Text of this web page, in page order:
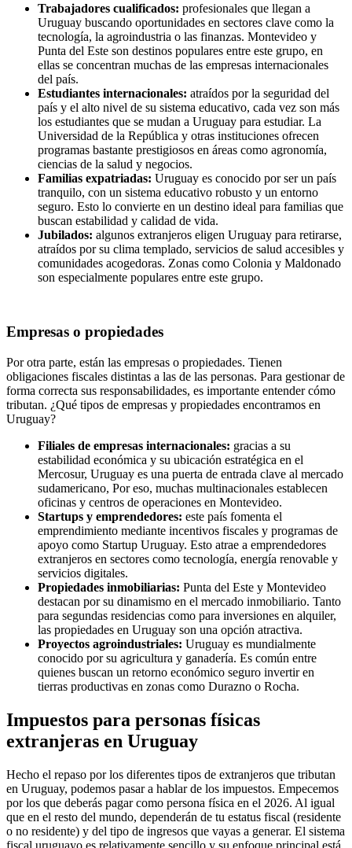
Trabajadores cualificados: profesionales que llegan a
Uruguay buscando oportunidades en sectores clave como la
tecnología, la agroindustria o las finanzas. Montevideo y
Punta del Este son destinos populares entre este grupo, en
ellas se concentran muchas de las empresas internacionales
del país.
Estudiantes internacionales: atraídos por la seguridad del
país y el alto nivel de su sistema educativo, cada vez son más
los estudiantes que se mudan a Uruguay para estudiar. La
Universidad de la República y otras instituciones ofrecen
programas bastante prestigiosos en áreas como agronomía,
ciencias de la salud y negocios.
Familias expatriadas: Uruguay es conocido por ser un país
tranquilo, con un sistema educativo robusto y un entorno
seguro. Esto lo convierte en un destino ideal para familias que
buscan estabilidad y calidad de vida.
Jubilados: algunos extranjeros eligen Uruguay para retirarse,
atraídos por su clima templado, servicios de salud accesibles y
comunidades acogedoras. Zonas como Colonia y Maldonado
son especialmente populares entre este grupo.
Empresas o propiedades
Por otra parte, están las empresas o propiedades. Tienen
obligaciones fiscales distintas a las de las personas. Para gestionar de
forma correcta sus responsabilidades, es importante entender cómo
tributan. ¿Qué tipos de empresas y propiedades encontramos en
Uruguay?
Filiales de empresas internacionales: gracias a su
estabilidad económica y su ubicación estratégica en el
Mercosur, Uruguay es una puerta de entrada clave al mercado
sudamericano, Por eso, muchas multinacionales establecen
oficinas y centros de operaciones en Montevideo.
Startups y emprendedores: este país fomenta el
emprendimiento mediante incentivos fiscales y programas de
apoyo como Startup Uruguay. Esto atrae a emprendedores
extranjeros en sectores como tecnología, energía renovable y
servicios digitales.
Propiedades inmobiliarias: Punta del Este y Montevideo
destacan por su dinamismo en el mercado inmobiliario. Tanto
para segundas residencias como para inversiones en alquiler,
las propiedades en Uruguay son una opción atractiva.
Proyectos agroindustriales: Uruguay es mundialmente
conocido por su agricultura y ganadería. Es común entre
quienes buscan un retorno económico seguro invertir en
tierras productivas en zonas como Durazno o Rocha.
Impuestos para personas físicas
extranjeras en Uruguay
Hecho el repaso por los diferentes tipos de extranjeros que tributan
en Uruguay, podemos pasar a hablar de los impuestos. Empecemos
por los que deberás pagar como persona física en el 2026. Al igual
que en el resto del mundo, dependerán de tu estatus fiscal (residente
o no residente) y del tipo de ingresos que vayas a generar. El sistema
fiscal uruguayo es relativamente sencillo y su enfoque principal está